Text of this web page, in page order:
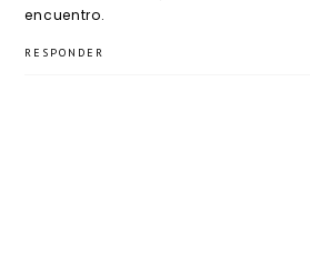
encuentro.
RESPONDER